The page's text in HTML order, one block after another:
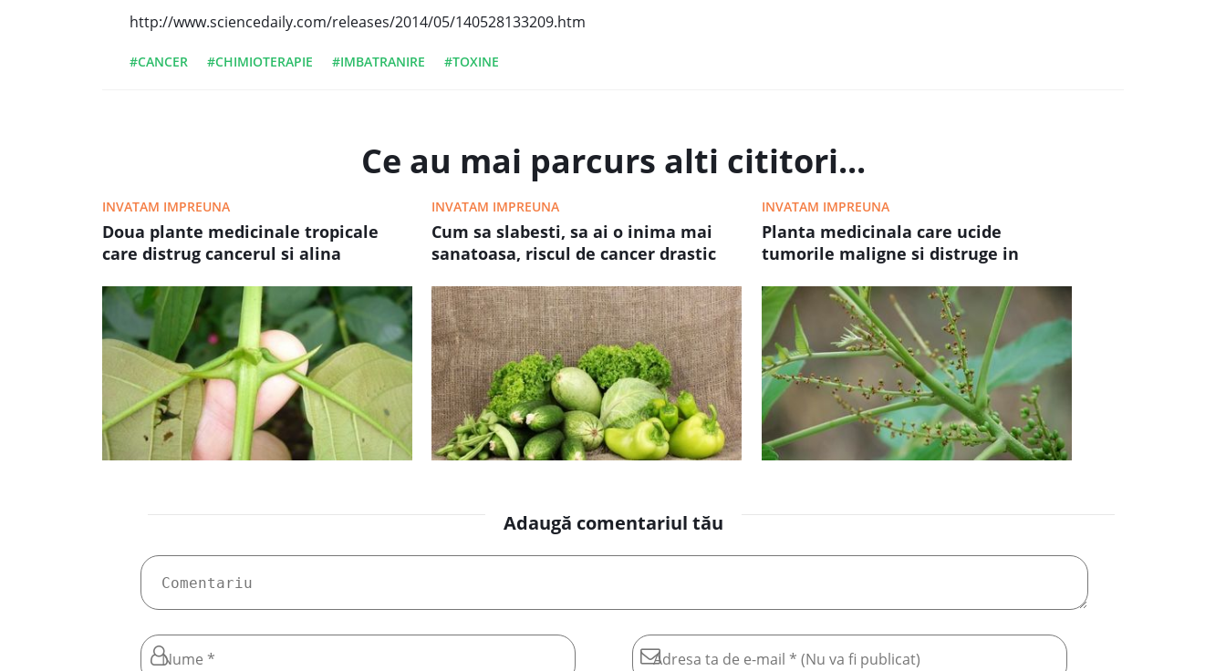
http://www.sciencedaily.com/releases/2014/05/140528133209.htm
#CANCER #CHIMIOTERAPIE #IMBATRANIRE #TOXINE
Ce au mai parcurs alti cititori...
INVATAM IMPREUNA
Doua plante medicinale tropicale
care distrug cancerul si alina
chimioterapiei
INVATAM IMPREUNA
Cum sa slabesti, sa ai o inima mai
sanatoasa, riscul de cancer drastic
INVATAM IMPREUNA
Planta medicinala care ucide
tumorile maligne si distruge in
din zona sanului
Adaugă comentariul tău